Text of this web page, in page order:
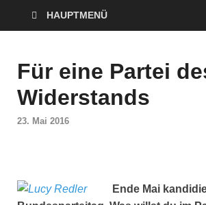
HAUPTMENÜ
Für eine Partei
Widerstands
23. Mai 2016
Ende Mai